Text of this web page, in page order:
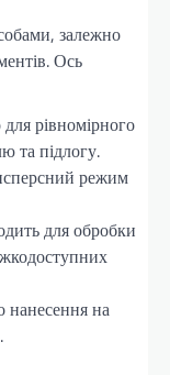
залежно
Ось
для рівномірного
та підлогу.
режим
для обробки
нанесення на